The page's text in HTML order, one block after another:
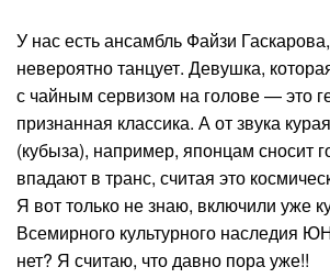
У нас есть ансамбль Файзи
невероятно танцует. Девушка,
с чайным сервизом на голове — это
признанная классика. А от звука
(кубыза), например, японцам сносит
впадают в транс, считая это
Я вот только не знаю, включили уже
Всемирного культурного наследия
нет? Я считаю, что давно пора уже!!